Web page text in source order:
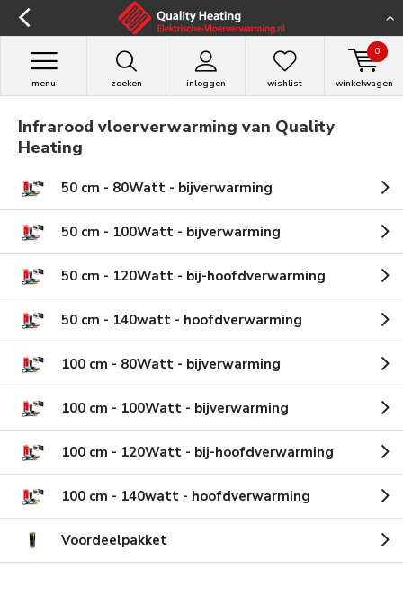
zoeken inloggen
menu wishlist winkelwagen
0
Infrarood vloerverwarming van Quality
Heating
50 cm - 80Watt - bijverwarming
50 cm - 100Watt - bijverwarming
50 cm - 120Watt - bij-hoofdverwarming
50 cm - 140watt - hoofdverwarming
100 cm - 80Watt - bijverwarming
100 cm - 100Watt - bijverwarming
100 cm - 120Watt - bij-hoofdverwarming
100 cm - 140watt - hoofdverwarming
Voordeelpakket